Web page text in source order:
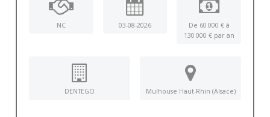
NC 03-08-2026
De 60 000 € à
130 000 € par an
DENTEGO Mulhouse Haut-Rhin (Alsace)